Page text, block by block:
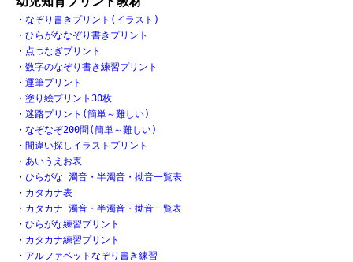
・ なぞり書きプリント(イラスト)
・ ひらがななぞり書きプリント
・ 点つなぎプリント
・ 数字のなぞり書き練習プリント
・ 運筆プリント
・ 塗り絵プリント30枚
・ 迷路プリント(簡単～難しい)
・ なぞなぞ200問(簡単～難しい)
・ 間違い探しイラストプリント
・ あいうえお表
・ ひらがな 濁音・半濁音・拗音一覧表
・ カタカナ表
・ カタカナ 濁音・半濁音・拗音一覧表
・ ひらがな練習プリント
・ カタカナ練習プリント
・ アルファベットなぞり書き練習